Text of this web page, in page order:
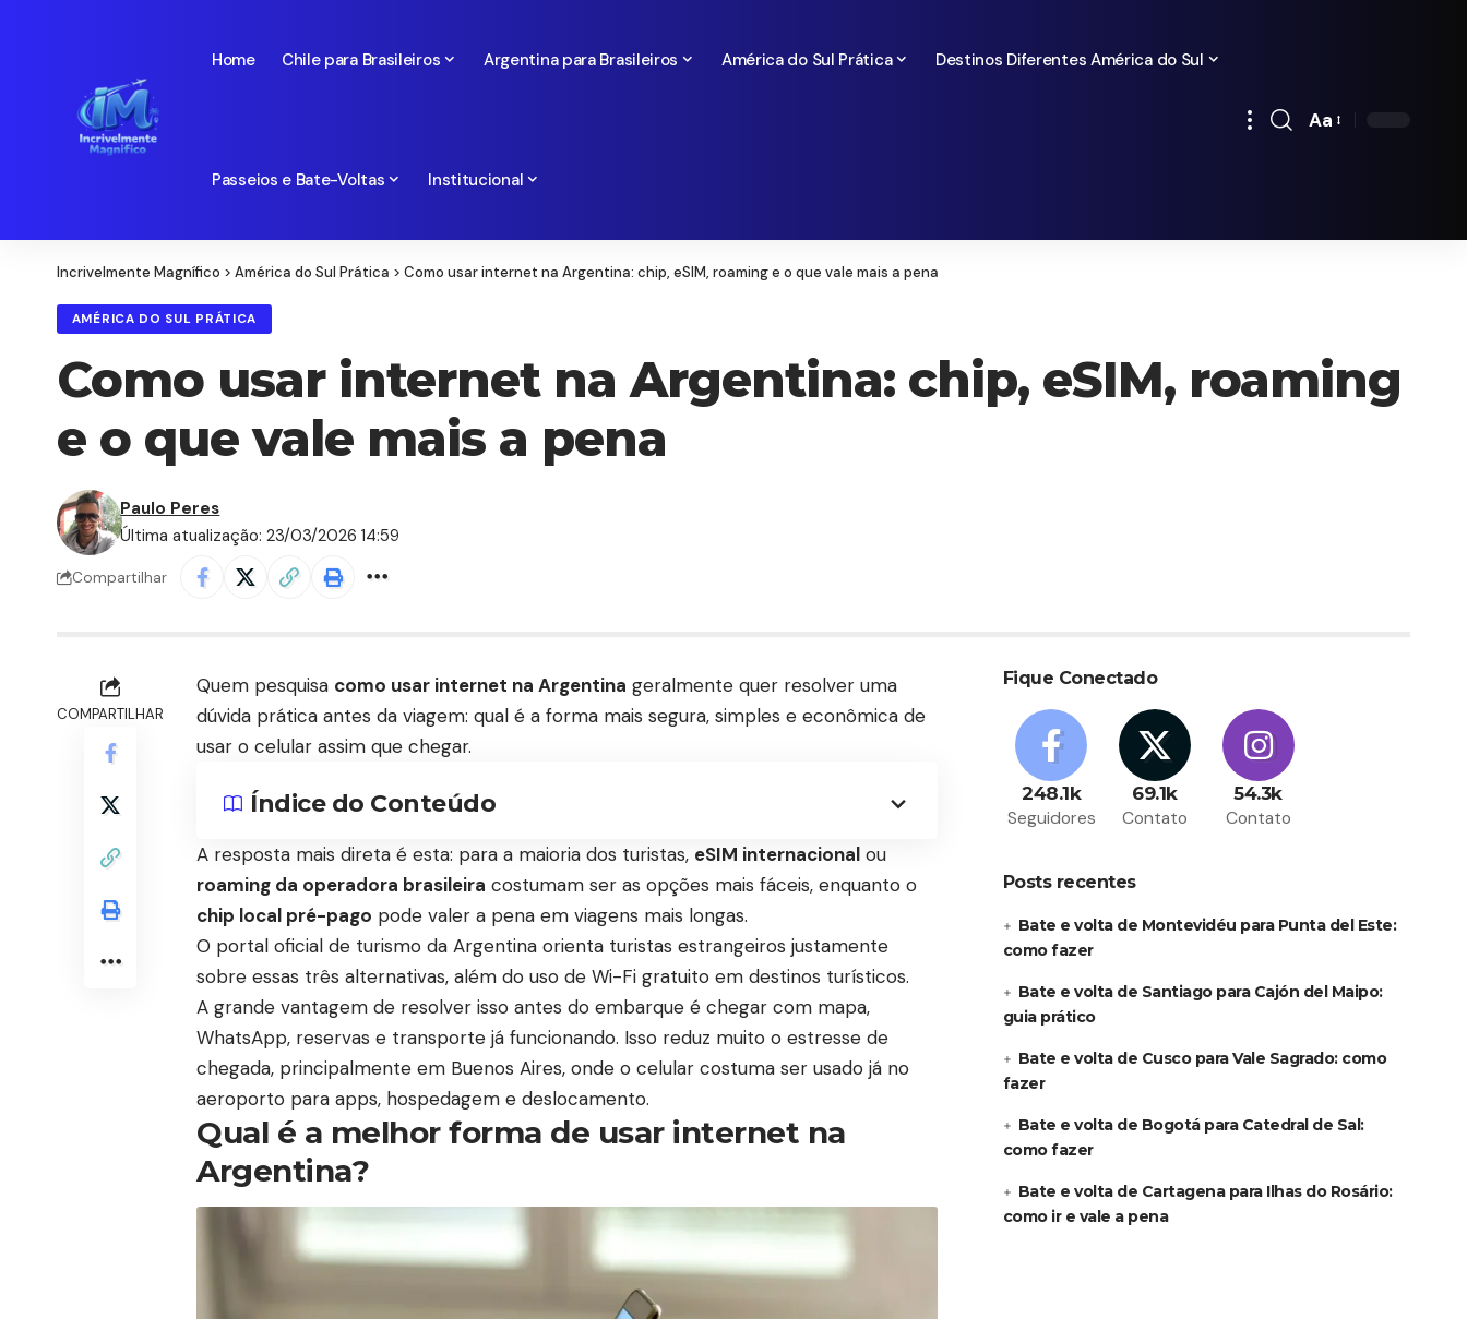
Home Chile para Brasileiros Argentina para Brasileiros América do Sul Prática Destinos Diferentes América do Sul
Passeios e Bate-Voltas Institucional
Aa
Incrivelmente Magnífico > América do Sul Prática > Como usar internet na Argentina: chip, eSIM, roaming e o que vale mais a pena
AMÉRICA DO SUL PRÁTICA
Como usar internet na Argentina: chip, eSIM, roaming
e o que vale mais a pena
Última atualização: 23/03/2026 14:59
Paulo Peres
Compartilhar
COMPARTILHAR
Quem pesquisa como usar internet na Argentina geralmente quer resolver uma
dúvida prática antes da viagem: qual é a forma mais segura, simples e econômica de
usar o celular assim que chegar.
Índice do Conteúdo
A resposta mais direta é esta: para a maioria dos turistas, eSIM internacional ou
roaming da operadora brasileira costumam ser as opções mais fáceis, enquanto o
chip local pré-pago pode valer a pena em viagens mais longas.
O portal oficial de turismo da Argentina orienta turistas estrangeiros justamente
sobre essas três alternativas, além do uso de Wi-Fi gratuito em destinos turísticos.
A grande vantagem de resolver isso antes do embarque é chegar com mapa,
WhatsApp, reservas e transporte já funcionando. Isso reduz muito o estresse de
chegada, principalmente em Buenos Aires, onde o celular costuma ser usado já no
aeroporto para apps, hospedagem e deslocamento.
Qual é a melhor forma de usar internet na
Argentina?
Fique Conectado
248.1k
Seguidores
69.1k
Contato
54.3k
Contato
Posts recentes
Bate e volta de Montevidéu para Punta del Este:
como fazer
Bate e volta de Santiago para Cajón del Maipo:
guia prático
Bate e volta de Cusco para Vale Sagrado: como
fazer
Bate e volta de Bogotá para Catedral de Sal:
como fazer
Bate e volta de Cartagena para Ilhas do Rosário:
como ir e vale a pena